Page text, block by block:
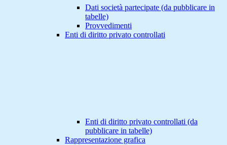
Dati società partecipate (da pubblicare in
tabelle)
Provvedimenti
Enti di diritto privato controllati
Enti di diritto privato controllati (da
pubblicare in tabelle)
Rappresentazione grafica